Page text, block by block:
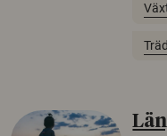
Träd